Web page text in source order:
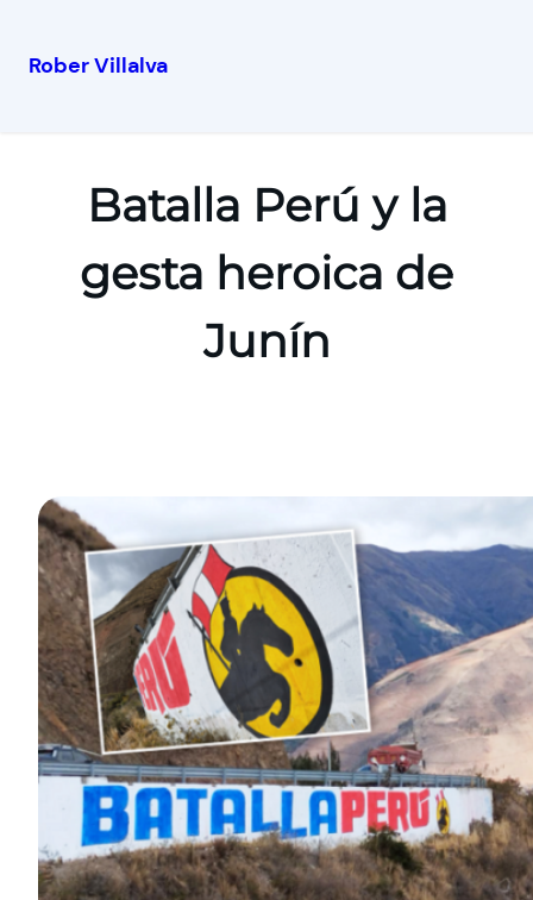
Rober Villalva
Batalla Perú y la
gesta heroica de
Junín